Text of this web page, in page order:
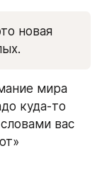
новая
мира
куда-то
вас